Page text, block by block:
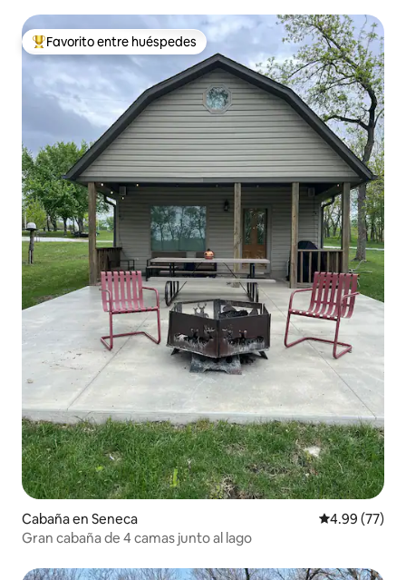
Favorito entre huéspedes preferido
Favorito entre huéspedes
Cabaña en Seneca Calificación
4.99 (77)
Gran cabaña de 4 camas junto al lago